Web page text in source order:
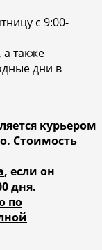
с 9:00-
а также
дни в
курьером
Стоимость
, если он
дня.
по